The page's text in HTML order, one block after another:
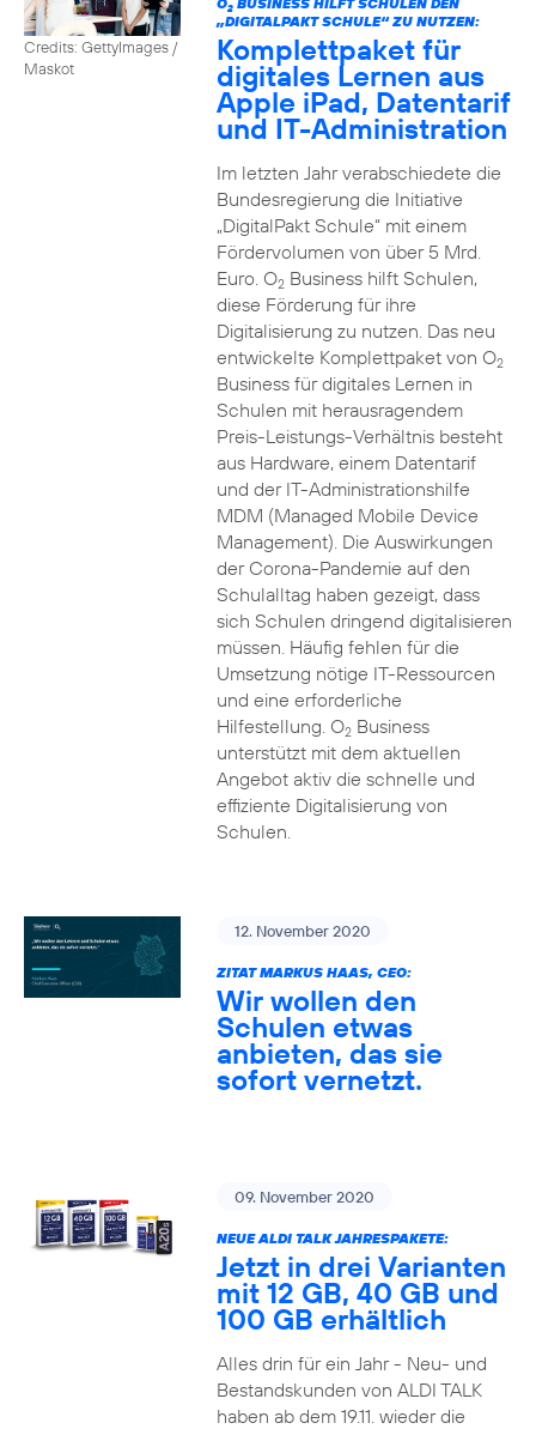
Credits: GettyImages /
Maskot
2
„DIGITALPAKT SCHULE“ ZU NUTZEN:
Komplettpaket für
digitales Lernen aus
Apple iPad, Datentarif
und IT-Administration
Im letzten Jahr verabschiedete die
Bundesregierung die Initiative
„DigitalPakt Schule“ mit einem
Fördervolumen von über 5 Mrd.
Euro. O2Business hilft Schulen,
diese Förderung für ihre
Digitalisierung zu nutzen. Das neu
entwickelte Komplettpaket von O2
Business für digitales Lernen in
Schulen mit herausragendem
Preis-Leistungs-Verhältnis besteht
aus Hardware, einem Datentarif
und der IT-Administrationshilfe
MDM (Managed Mobile Device
Management). Die Auswirkungen
der Corona-Pandemie auf den
Schulalltag haben gezeigt, dass
sich Schulen dringend digitalisieren
müssen. Häufig fehlen für die
Umsetzung nötige IT-Ressourcen
und eine erforderliche
Hilfestellung. O2Business
unterstützt mit dem aktuellen
Angebot aktiv die schnelle und
effiziente Digitalisierung von
Schulen.
12. November 2020
ZITAT MARKUS HAAS, CEO:
Wir wollen den
Schulen etwas
anbieten, das sie
sofort vernetzt.
09. November 2020
NEUE ALDI TALK JAHRESPAKETE:
Jetzt in drei Varianten
mit 12 GB, 40 GB und
100 GB erhältlich
Alles drin für ein Jahr - Neu- und
Bestandskunden von ALDI TALK
haben ab dem 19.11. wieder die